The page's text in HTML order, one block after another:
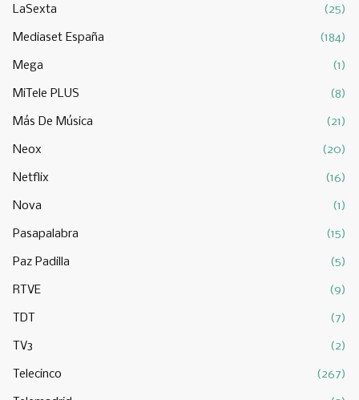
LaSexta (25)
Mediaset España (184)
Mega (1)
MiTele PLUS (8)
Más De Música (21)
Neox (20)
Netflix (16)
Nova (1)
Pasapalabra (15)
Paz Padilla (5)
RTVE (9)
TDT (7)
TV3 (2)
Telecinco (267)